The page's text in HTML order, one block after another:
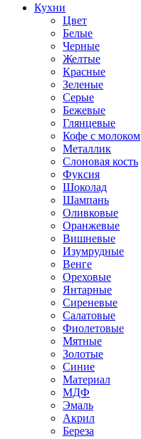
Кухни
Цвет
Белые
Черные
Желтые
Красные
Зеленые
Серые
Бежевые
Глянцевые
Кофе с молоком
Металлик
Слоновая кость
Фуксия
Шоколад
Шампань
Оливковые
Оранжевые
Вишневые
Изумрудные
Венге
Ореховые
Янтарные
Сиреневые
Салатовые
Фиолетовые
Мятные
Золотые
Синие
Материал
МДФ
Эмаль
Акрил
Береза